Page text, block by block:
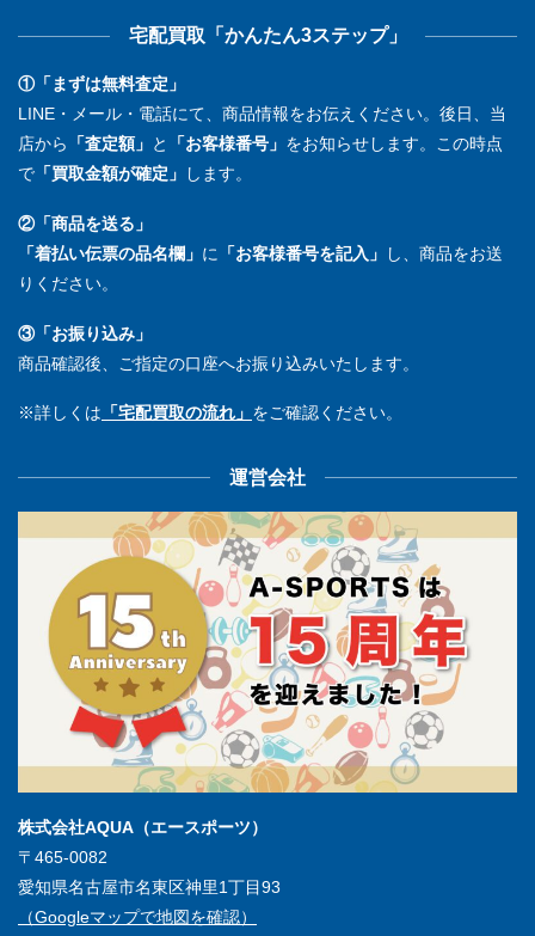
宅配買取「かんたん3ステップ」
①「まずは無料査定」
LINE・メール・電話にて、商品情報をお伝えください。後日、当
店から
「査定額」 と 「お客様番号」 をお知らせします。この時点
で 「買取金額が確定」 します。
②「商品を送る」
「着払い伝票の品名欄」 に 「お客様番号を記入」
し、商品をお送
りください。
③「お振り込み」
商品確認後、ご指定の口座へお振り込みいたします。
※詳しくは 「宅配買取の流れ」 をご確認ください。
運営会社
株式会社AQUA（エースポーツ）
〒465-0082
愛知県名古屋市名東区神里1丁目93
（Googleマップで地図を確認）